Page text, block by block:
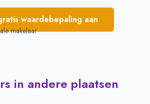
waardebepaling aan
makelaar
in andere plaatsen